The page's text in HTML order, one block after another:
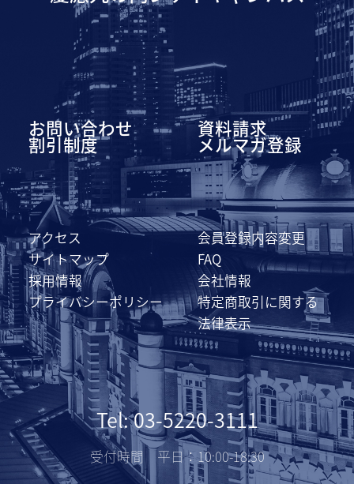
お問い合わせ 資料請求
割引制度 メルマガ登録
アクセス
会員登録内容変更
サイトマップ
FAQ
採用情報
会社情報
プライバシーポリシー
特定商取引に関する
法律表示
Tel: 03-5220-3111
受付時間 平日：10:00-18:30